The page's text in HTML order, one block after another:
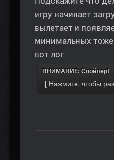
игру начинает
вылетает и
минимальных тоже
вот лог
ВНИМАНИЕ: Спойлер!